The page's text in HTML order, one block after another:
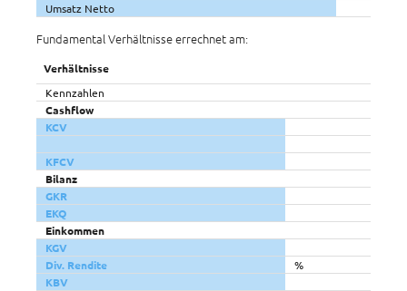
Umsatz Netto
Fundamental Verhältnisse errechnet am:
Verhältnisse
Kennzahlen
Cashflow
KCV
KFCV
Bilanz
GKR
EKQ
Einkommen
KGV
Div. Rendite
%
KBV